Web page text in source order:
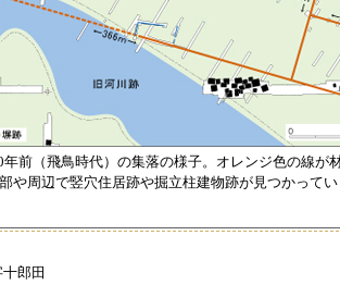
前（飛鳥時代）の集落の様子。オレンジ色の線が
や周辺で竪穴住居跡や掘立柱建物跡が見つかってい
郎田